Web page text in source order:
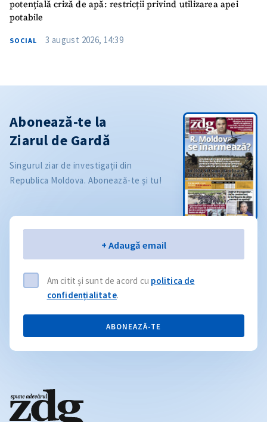
potențială criză de apă: restricții privind utilizarea apei
potabile
SOCIAL 3 august 2026, 14:39
Abonează-te la
Ziarul de Gardă
Singurul ziar de investigații din
Republica Moldova. Abonează-te și tu!
+ Adaugă email
Am citit și sunt de acord cu politica de
confidențialitate.
ABONEAZĂ-TE